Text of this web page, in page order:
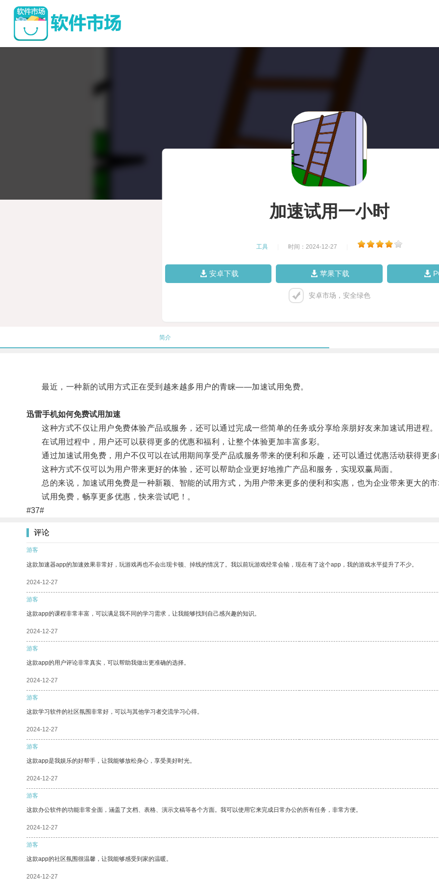
加速试用一小时
工具 时间：2024-12-27
安卓下载 苹果下载
安卓市场，安全绿色
简介
最近，一种新的试用方式正在受到越来越多用户的青睐——加速试用免费。
迅雷手机如何免费试用加速
这种方式不仅让用户免费体验产品或服务，还可以通过完成一些简单的任务或分享给亲朋好友来加速试用进程。
在试用过程中，用户还可以获得更多的优惠和福利，让整个体验更加丰富多彩。
通过加速试用免费，用户不仅可以在试用期间享受产品或服务带来的便利和乐趣，还可以通过优惠活动获得更多
这种方式不仅可以为用户带来更好的体验，还可以帮助企业更好地推广产品和服务，实现双赢局面。
总的来说，加速试用免费是一种新颖、智能的试用方式，为用户带来更多的便利和实惠，也为企业带来更大的市
试用免费，畅享更多优惠，快来尝试吧！。
#37#
评论
游客
这款加速器app的加速效果非常好，玩游戏再也不会出现卡顿、掉线的情况了。我以前玩游戏经常会输，现在有了这个app，我的游戏水平提升了不少。
2024-12-27
游客
这款app的课程非常丰富，可以满足我不同的学习需求，让我能够找到自己感兴趣的知识。
2024-12-27
游客
这款app的用户评论非常真实，可以帮助我做出更准确的选择。
2024-12-27
游客
这款学习软件的社区氛围非常好，可以与其他学习者交流学习心得。
2024-12-27
游客
这款app是我娱乐的好帮手，让我能够放松身心，享受美好时光。
2024-12-27
游客
这款办公软件的功能非常全面，涵盖了文档、表格、演示文稿等各个方面。我可以使用它来完成日常办公的所有任务，非常方便。
2024-12-27
游客
这款app的社区氛围很温馨，让我能够感受到家的温暖。
2024-12-27